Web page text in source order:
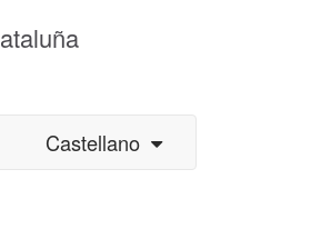
Castellano